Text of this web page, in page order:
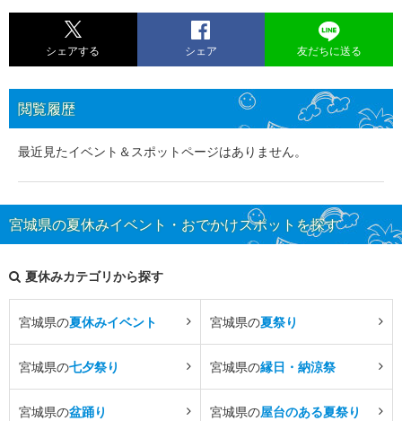
シェアする シェア 友だちに送る
閲覧履歴
最近見たイベント＆スポットページはありません。
宮城県の夏休みイベント・おでかけスポットを探す
夏休みカテゴリから探す
宮城県の夏休みイベント 宮城県の夏祭り
宮城県の七夕祭り 宮城県の縁日・納涼祭
宮城県の盆踊り 宮城県の屋台のある夏祭り